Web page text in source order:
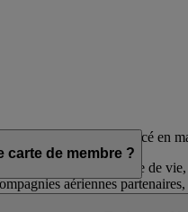
Airline et flydubai, lancé en
en fonction de leur mode de
aériennes
plus encore.
carte de membre ?
de carte physique pour